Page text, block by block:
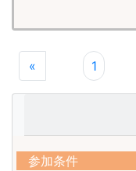
« 1
参加条件